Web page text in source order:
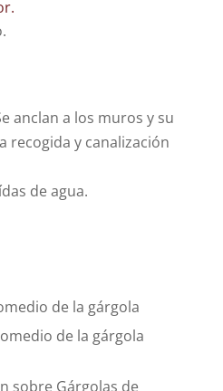
anclan a los muros y su
recogida y canalización
de agua.
de la gárgola
de la gárgola
sobre Gárgolas de